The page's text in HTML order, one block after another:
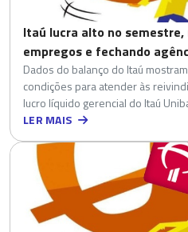
Itaú lucra alto no
empregos e fechando
Dados do balanço do Itaú
condições para atender às
lucro líquido gerencial do Itaú
LER MAIS